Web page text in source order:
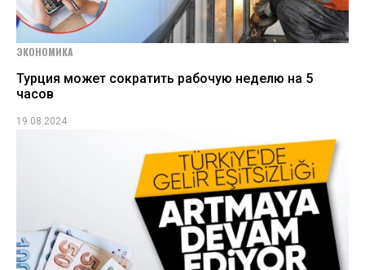
ЭКОНОМИКА
Турция может сократить рабочую неделю на 5
часов
19.08.2024